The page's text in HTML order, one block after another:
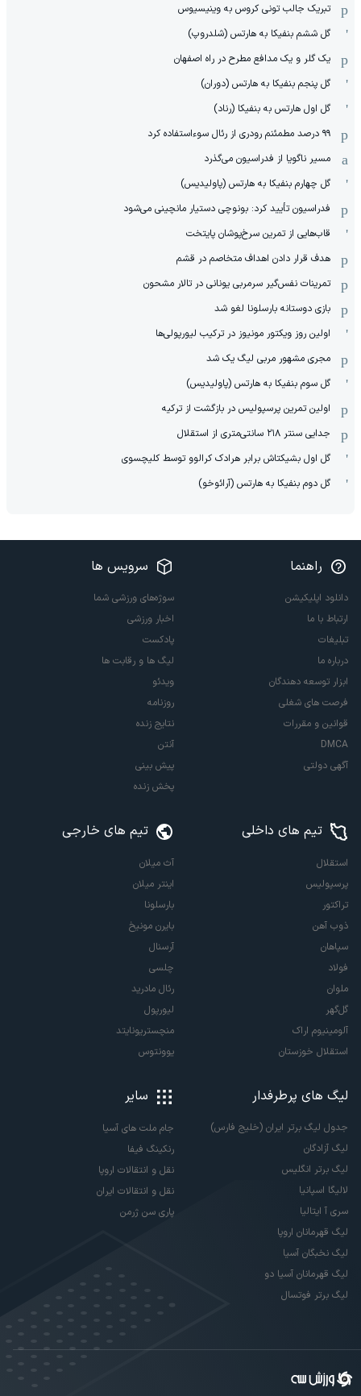
تبریک جالب تونی کروس به وینیسیوس
گل ششم بنفیکا به هارتس (شلدروپ)
یک گلر و یک مدافع مطرح در راه اصفهان
گل پنجم بنفیکا به هارتس (دوران)
گل اول هارتس به بنفیکا (رناد)
۹۹ درصد مطمئنم رودری از رئال سوءاستفاده کرد
مسیر ناگویا از فدراسیون می‌گذرد
گل چهارم بنفیکا به هارتس (پاولیدیس)
فدراسیون تأیید کرد: بونوچی دستیار مانچینی می‌شود
قاب‌هایی از تمرین سرخ‌پوشان پایتخت
هدف قرار دادن اهداف متخاصم در قشم
‏تمرینات نفس‌گیر سرمربی یونانی در تالار مشحون
بازی دوستانه بارسلونا لغو شد
اولین روز ویکتور مونیوز در ترکیب لیورپولی‌ها
مجری مشهور مربی لیگ یک شد
گل سوم بنفیکا به هارتس (پاولیدیس)
اولین تمرین پرسپولیس در بازگشت از ترکیه
جدایی سنتر ۲۱۸ سانتی‌متری از استقلال
گل اول بشیکتاش برابر هرادک کرالوو توسط کلیچسوی
گل دوم بنفیکا به هارتس (آرائوخو)
راهنما
دانلود اپلیکیشن
ارتباط با ما
تبلیغات
درباره ما
ابزار توسعه دهندگان
فرصت های شغلی
قوانین و مقررات
DMCA
آگهی دولتی
سرویس ها
سوژه‌های ورزشی شما
اخبار ورزشی
پادکست
لیگ ها و رقابت ها
ویدئو
روزنامه
نتایج زنده
آنتن
پیش بینی
پخش زنده
تیم های داخلی
استقلال
پرسپولیس
تراکتور
ذوب آهن
سپاهان
فولاد
ملوان
گل‌گهر
آلومینیوم اراک
استقلال خوزستان
تیم های خارجی
آث میلان
اینتر میلان
بارسلونا
بایرن مونیخ
آرسنال
چلسی
رئال مادرید
لیورپول
منچستریونایتد
یوونتوس
لیگ های پرطرفدار
جدول لیگ برتر ایران (خلیج فارس)
لیگ آزادگان
لیگ برتر انگلیس
لالیگا اسپانیا
سری آ ایتالیا
لیگ قهرمانان اروپا
لیگ نخبگان آسیا
لیگ قهرمانان آسیا دو
لیگ برتر فوتسال
سایر
جام ملت های آسیا
رنکینگ فیفا
نقل و انتقالات اروپا
نقل و انتقالات ایران
پاری سن ژرمن